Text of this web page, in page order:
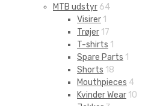
MTB udstyr 64
Visirer 1
Trøjer 17
T-shirts 1
Spare Parts 1
Shorts 18
Mouthpieces 4
Kvinder Wear 10